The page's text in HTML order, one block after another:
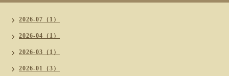
2026-07（1）
2026-04（1）
2026-03（1）
2026-01（3）